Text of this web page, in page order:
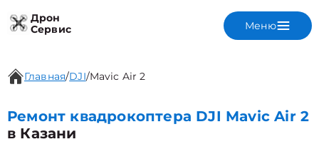
Дрон
Сервис
Меню
Главная/DJI/Mavic Air 2
Ремонт квадрокоптера DJI Mavic Air 2
в Казани